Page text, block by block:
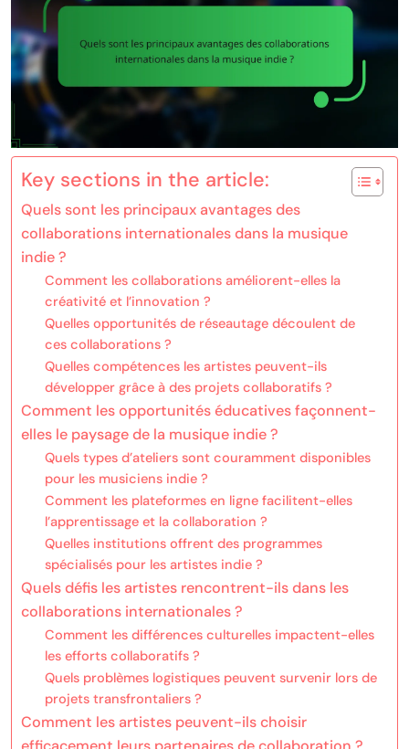
Key sections in the article:
Quels sont les principaux avantages des
collaborations internationales dans la musique
indie ?
Comment les collaborations améliorent-elles la
créativité et l’innovation ?
Quelles opportunités de réseautage découlent de
ces collaborations ?
Quelles compétences les artistes peuvent-ils
développer grâce à des projets collaboratifs ?
Comment les opportunités éducatives façonnent-
elles le paysage de la musique indie ?
Quels types d’ateliers sont couramment disponibles
pour les musiciens indie ?
Comment les plateformes en ligne facilitent-elles
l’apprentissage et la collaboration ?
Quelles institutions offrent des programmes
spécialisés pour les artistes indie ?
Quels défis les artistes rencontrent-ils dans les
collaborations internationales ?
Comment les différences culturelles impactent-elles
les efforts collaboratifs ?
Quels problèmes logistiques peuvent survenir lors de
projets transfrontaliers ?
Comment les artistes peuvent-ils choisir